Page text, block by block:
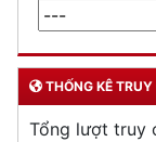
THỐNG KÊ
Tổng lượt truy